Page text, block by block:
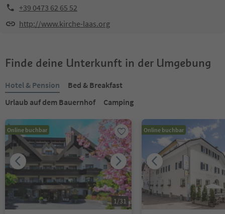
+39 0473 62 65 52
http://www.kirche-laas.org
Finde deine Unterkunft in der Umgebung
Hotel & Pension
Bed & Breakfast
Urlaub auf dem Bauernhof
Camping
Online buchbar
1/31
Online buchbar